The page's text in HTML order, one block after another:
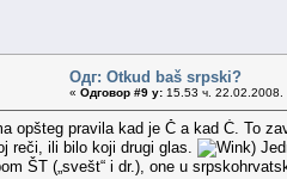
Одг: Otkud baš srpski?
« Одговор #9 у: 15.53 ч. 22.02.2008.
opšteg pravila kad je Č a kad Ć. To
reči, ili bilo koji drugi glas.
)
ŠT („svešt“ i dr.), one u